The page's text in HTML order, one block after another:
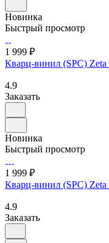
Новинка
Быстрый просмотр
1 999 ₽
Кварц-винил (SPC)
4.9
Заказать
Новинка
Быстрый просмотр
1 999 ₽
Кварц-винил (SPC)
4.9
Заказать